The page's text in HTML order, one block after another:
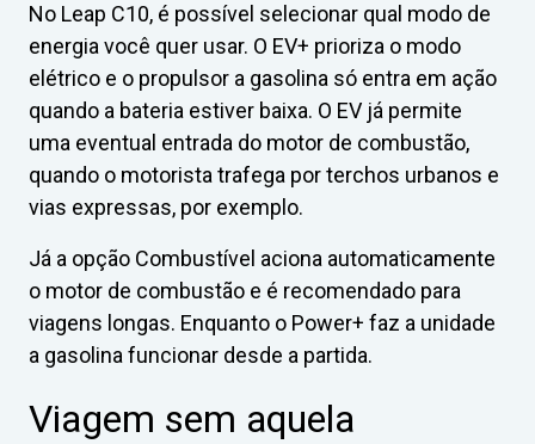
No Leap C10, é possível selecionar qual modo de
energia você quer usar. O EV+ prioriza o modo
elétrico e o propulsor a gasolina só entra em ação
quando a bateria estiver baixa. O EV já permite
uma eventual entrada do motor de combustão,
quando o motorista trafega por terchos urbanos e
vias expressas, por exemplo.
Já a opção Combustível aciona automaticamente
o motor de combustão e é recomendado para
viagens longas. Enquanto o Power+ faz a unidade
a gasolina funcionar desde a partida.
Viagem sem aquela